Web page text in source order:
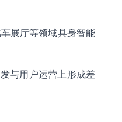
展厅等领域具身智能
与用户运营上形成差